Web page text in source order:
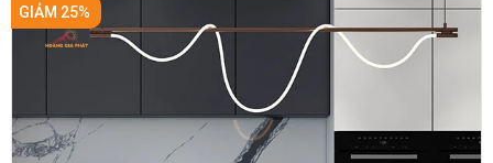
GIẢM 25%